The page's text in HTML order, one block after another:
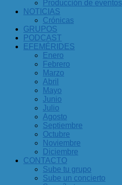
Producción de eventos
NOTICIAS
Crónicas
GRUPOS
PODCAST
EFEMÉRIDES
Enero
Febrero
Marzo
Abril
Mayo
Junio
Julio
Agosto
Septiembre
Octubre
Noviembre
Diciembre
CONTACTO
Sube tu grupo
Sube un concierto